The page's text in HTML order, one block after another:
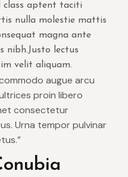
class aptent taciti
nulla molestie mattis
magna ante
nibh.Justo lectus
velit aliquam.
augue arcu
proin libero
consectetur
Urna tempor pulvinar